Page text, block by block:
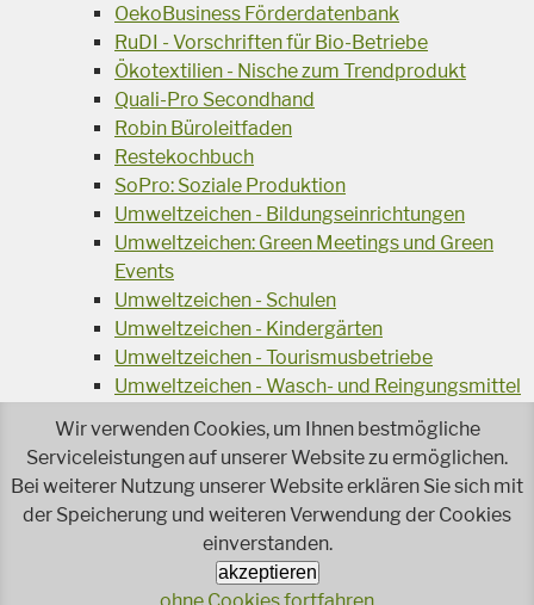
OekoBusiness Förderdatenbank
RuDI - Vorschriften für Bio-Betriebe
Ökotextilien - Nische zum Trendprodukt
Quali-Pro Secondhand
Robin Büroleitfaden
Restekochbuch
SoPro: Soziale Produktion
Umweltzeichen - Bildungseinrichtungen
Umweltzeichen: Green Meetings und Green
Events
Umweltzeichen - Schulen
Umweltzeichen - Kindergärten
Umweltzeichen - Tourismusbetriebe
Umweltzeichen - Wasch- und Reingungsmittel
Wiederverwendung von Elektroaltgeräten
Wasser - das Businessgetränk
Wohnprojekt Parcours
Jetzt faire und ökologische Mode kaufen!
Reparieren leicht gemacht!
Wir verwenden Cookies, um Ihnen bestmögliche
Serviceleistungen auf unserer Website zu ermöglichen.
Bei weiterer Nutzung unserer Website erklären Sie sich mit
der Speicherung und weiteren Verwendung der Cookies
einverstanden.
akzeptieren